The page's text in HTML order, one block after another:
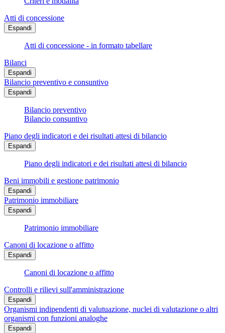
Atti di concessione
Espandi
Atti di concessione - in formato tabellare
Bilanci
Espandi
Bilancio preventivo e consuntivo
Espandi
Bilancio preventivo
Bilancio consuntivo
Piano degli indicatori e dei risultati attesi di bilancio
Espandi
Piano degli indicatori e dei risultati attesi di bilancio
Beni immobili e gestione patrimonio
Espandi
Patrimonio immobiliare
Espandi
Patrimonio immobiliare
Canoni di locazione o affitto
Espandi
Canoni di locazione o affitto
Controlli e rilievi sull'amministrazione
Espandi
Organismi indipendenti di valutuazione, nuclei di valutazione o altri
organismi con funzioni analoghe
Espandi